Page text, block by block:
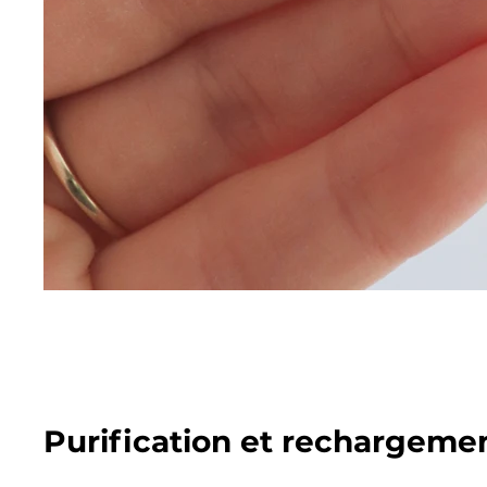
Purification et